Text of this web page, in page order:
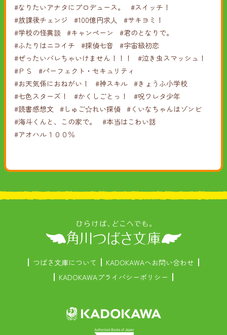
#なりたいアナタにプロデュース。
#スイッチ！
#放課後チェンジ
#100億円求人
#サキヨミ！
#学校の怪異談 #キャンペーン
#君のとなりで。
#ふたりはニコイチ
#探偵七音
#宇宙級初恋
#ぜったいバレちゃいけません！！！
#泣き虫スマッシュ！
#ＰＳ
#パーフェクト・セキュリティ
#お天気係におねがい！
#神スキル #きょうふ小学校
#七色スターズ！
#かくしごとっ！
#呪ワレタ少年
#読書感想文
#しゅご☆れい探偵 #くいなちゃんはゾンビ
#海斗くんと、この家で。
#本当はこわい話
#アオハル１００％
つばさ文庫について
KADOKAWAへお問い合わせ
KADOKAWAプライバシーポリシー